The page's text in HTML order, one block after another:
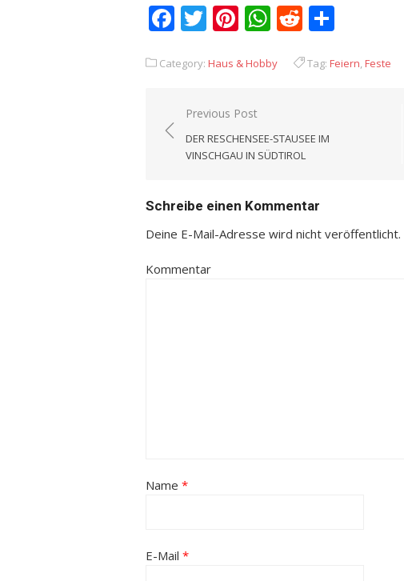
Facebook
Twitter
Pinterest
WhatsApp
Reddit
Category: Haus & Hobby Tag: Feiern,Feste
Beitrags-
Navigation
Previous Post
DER RESCHENSEE-STAUSEE IM
VINSCHGAU IN SÜDTIROL
Schreibe einen Kommentar
Deine E-Mail-Adresse wird nicht veröffentlicht.
Kommentar
Name *
E-Mail *